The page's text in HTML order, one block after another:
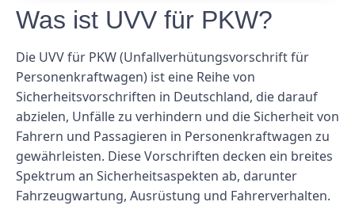
Was ist UVV für PKW?
Die UVV für PKW (Unfallverhütungsvorschrift für
Personenkraftwagen) ist eine Reihe von
Sicherheitsvorschriften in Deutschland, die darauf
abzielen, Unfälle zu verhindern und die Sicherheit von
Fahrern und Passagieren in Personenkraftwagen zu
gewährleisten. Diese Vorschriften decken ein breites
Spektrum an Sicherheitsaspekten ab, darunter
Fahrzeugwartung, Ausrüstung und Fahrerverhalten.